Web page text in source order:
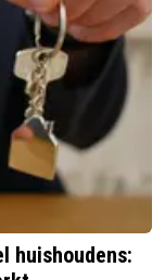
huishoudens: